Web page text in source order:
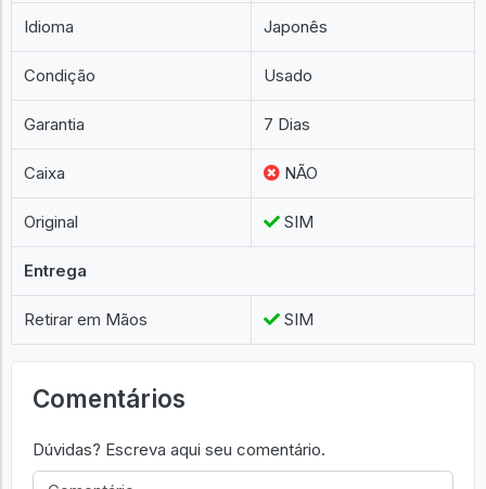
Idioma Japonês
Condição Usado
Garantia 7 Dias
Caixa NÃO
Original SIM
Entrega
Retirar em Mãos SIM
Comentários
Dúvidas? Escreva aqui seu comentário.